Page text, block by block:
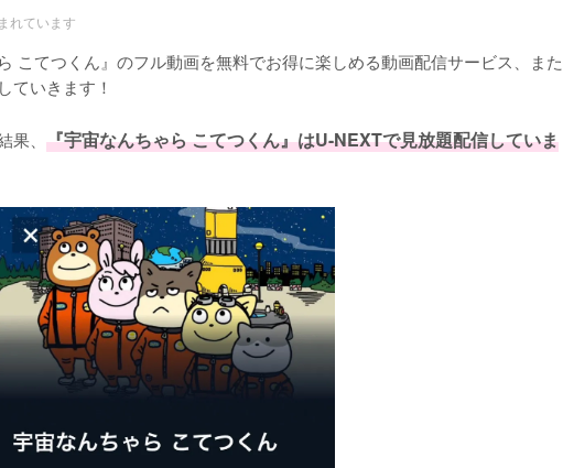
れています
こてつくん』のフル動画を無料でお得に楽しめる動画配信サービス、また
ていきます！
、 『宇宙なんちゃら こてつくん』はU-NEXTで見放題配信していま